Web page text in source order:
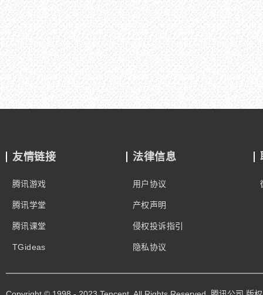
友情链接
腾讯游戏
腾讯学堂
腾讯课堂
TGideas
法律信息
用户协议
产权声明
侵权投诉指引
隐私协议